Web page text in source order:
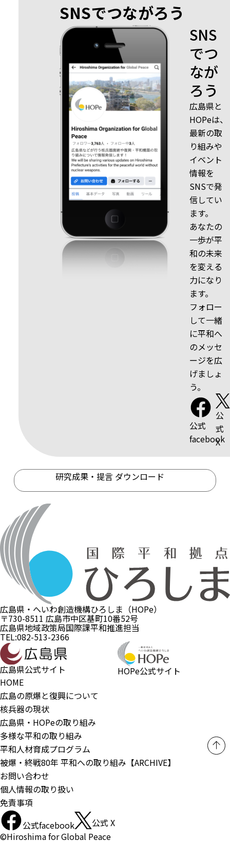
SNSでつながろう
SNS
でつ
なが
ろう
広島県と
HOPeは、
最新の取
り組みや
イベント
情報を
SNSで発
信してい
ます。
あなたの
一歩が平
和の未来
を変える
力になり
ます。
フォロー
して一緒
に平和へ
のメッセ
ージを広
げましょ
う。
公式
facebook
公
式
X
研究成果・提言 ダウンロード
広島県・へいわ創造機構ひろしま（HOPe）
〒730-8511 広島市中区基町10番52号
広島県地域政策局国際課平和推進担当
TEL:082-513-2366
広島県公式サイト
HOPe公式サイト
HOME
広島の原爆と復興について
核兵器の現状
広島県・HOPeの取り組み
多様な平和の取り組み
平和人材育成プログラム
被爆・終戦80年 平和への取り組み【ARCHIVE】
お問い合わせ
個人情報の取り扱い
免責事項
公式facebook
公式 X
©Hiroshima for Global Peace